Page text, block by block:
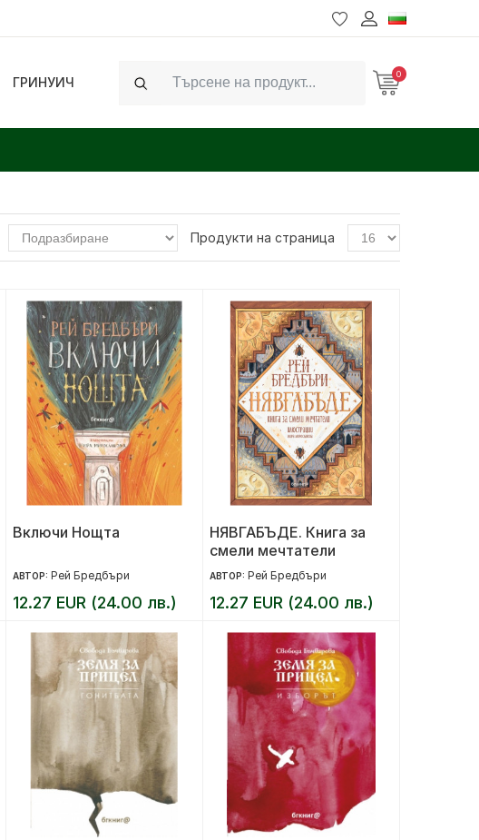
ГРИНУИЧ
Search
0
Продукти на страница
Включи Нощта
АВТОР: Рей Бредбъри
12.27 EUR (24.00 лв.)
НЯВГАБЪДЕ. Книга за
смели мечтатели
АВТОР: Рей Бредбъри
12.27 EUR (24.00 лв.)